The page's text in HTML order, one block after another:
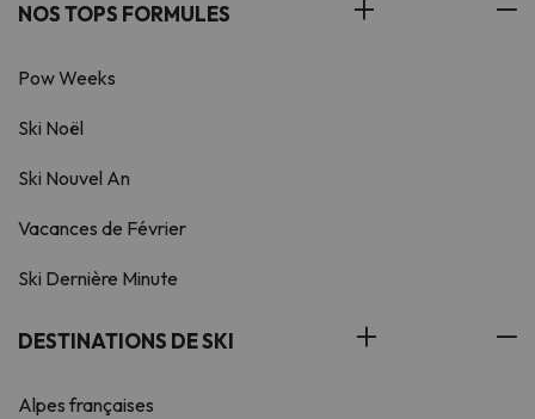
NOS TOPS FORMULES
Pow Weeks
Ski Noël
Ski Nouvel An
Vacances de Février
Ski Dernière Minute
DESTINATIONS DE SKI
Alpes françaises